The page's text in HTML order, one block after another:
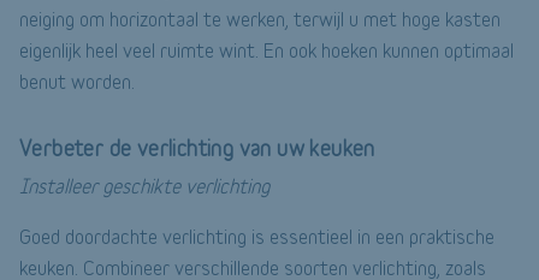
neiging om horizontaal te werken, terwijl u met hoge kasten
eigenlijk heel veel ruimte wint. En ook hoeken kunnen optimaal
benut worden.
Verbeter de verlichting van uw keuken
Installeer geschikte verlichting
Goed doordachte verlichting is essentieel in een praktische
keuken. Combineer verschillende soorten verlichting, zoals